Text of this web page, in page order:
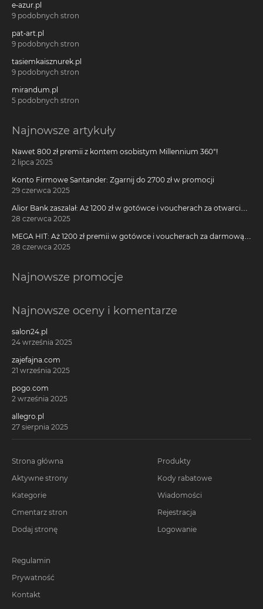
e-azur.pl
9 podobnych stron
pat-art.pl
9 podobnych stron
tasiemkaisznurek.pl
9 podobnych stron
mirandum.pl
5 podobnych stron
Najnowsze artykuły
Nawet 800 zł premii z kontem osobistym Millennium 360°!
2 lipca 2025
Konto Firmowe Santander: Zgarnij do 2700 zł w promocji
29 czerwca 2025
Alior Bank zaszalał: Aż 1200 zł w gotówce i voucherach za otwarcie
darmowego konta!
28 czerwca 2025
MEGA HIT: Aż 1200 zł premii w gotówce i voucherach za darmową
kartę kredytową Citi Simplicity
28 czerwca 2025
Najnowsze promocje
Najnowsze oceny i komentarze
salon24.pl
24 września 2025
zajefajna.com
21 września 2025
pogo.com
2 września 2025
allegro.pl
27 sierpnia 2025
Strona główna
Aktywne strony
Kategorie
Cmentarz stron
Dodaj stronę
Produkty
Kody rabatowe
Wiadomości
Rejestracja
Logowanie
Regulamin
Prywatność
Kontakt